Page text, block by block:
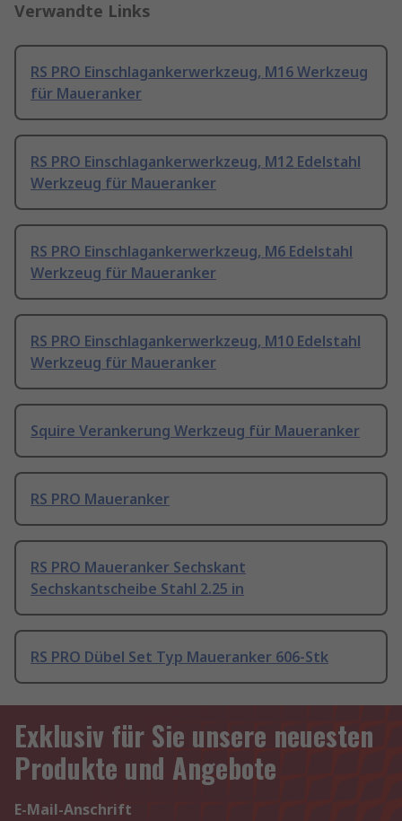
Verwandte Links
RS PRO Einschlagankerwerkzeug, M16 Werkzeug
für Maueranker
RS PRO Einschlagankerwerkzeug, M12 Edelstahl
Werkzeug für Maueranker
RS PRO Einschlagankerwerkzeug, M6 Edelstahl
Werkzeug für Maueranker
RS PRO Einschlagankerwerkzeug, M10 Edelstahl
Werkzeug für Maueranker
Squire Verankerung Werkzeug für Maueranker
RS PRO Maueranker
RS PRO Maueranker Sechskant
Sechskantscheibe Stahl 2.25 in
RS PRO Dübel Set Typ Maueranker 606-Stk
Exklusiv für Sie unsere neuesten
Produkte und Angebote
E-Mail-Anschrift